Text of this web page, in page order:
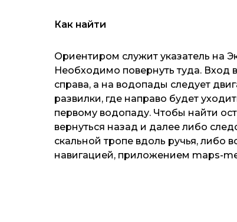
Ориентиром служит указатель на
Необходимо повернуть туда. Вход
справа, а на водопады следует
развилки, где направо будет
первому водопаду. Чтобы найти
вернуться назад и далее либо
скальной тропе вдоль ручья, либо
навигацией, приложением maps-
Как найти